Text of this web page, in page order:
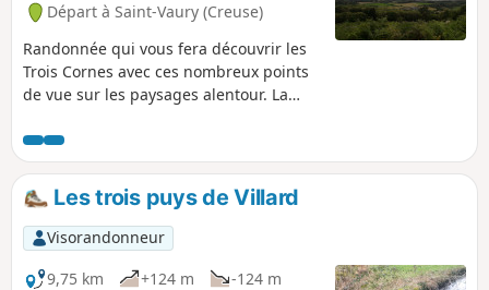
Départ à Saint-Vaury (Creuse)
Randonnée qui vous fera découvrir les
Trois Cornes avec ces nombreux points
de vue sur les paysages alentour. La
du Pied des Trois Cornes qui vous
amènera jusqu'à la Statue de Saint-
Valéry, puis vous découvrirez les
différents sommets pour observer les
campagnes alentour avant de
redescendre à l'Étang de la Valette.
Les trois puys de Villard
Visorandonneur
9,75 km
+124 m
-124 m